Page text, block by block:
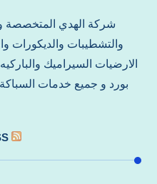
شركة الهدي المتخصصة
والتشطيبات والديكورات
الارضيات السيراميك
بورد و جميع خدمات